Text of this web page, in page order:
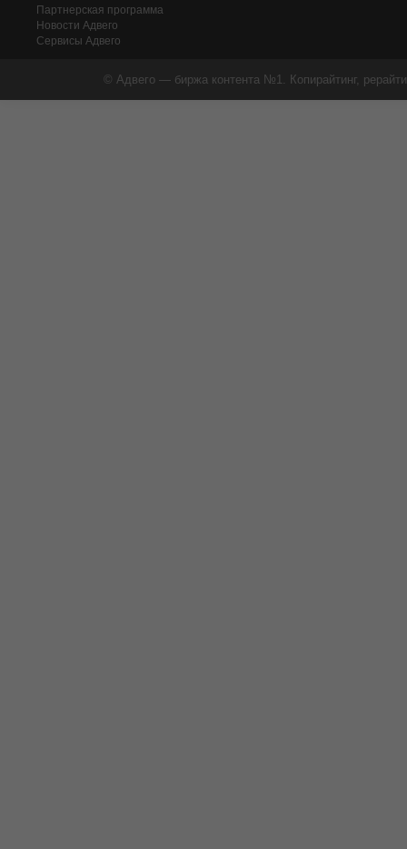
Партнерская программа
Новости Адвего
Сервисы Адвего
© Адвего — биржа контента №1. Копирайтинг,